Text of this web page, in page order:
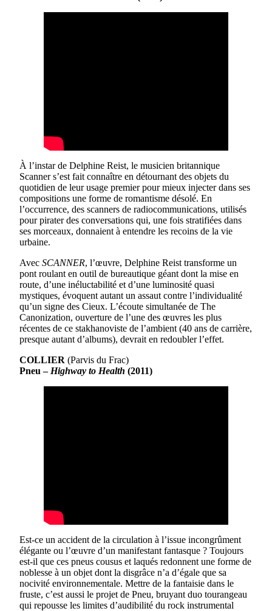
À l’instar de Delphine Reist, le musicien britannique
Scanner s’est fait connaître en détournant des objets du
quotidien de leur usage premier pour mieux injecter dans ses
compositions une forme de romantisme désolé. En
l’occurrence, des scanners de radiocommunications, utilisés
pour pirater des conversations qui, une fois stratifiées dans
ses morceaux, donnaient à entendre les recoins de la vie
urbaine.
Avec SCANNER, l’œuvre, Delphine Reist transforme un
pont roulant en outil de bureautique géant dont la mise en
route, d’une inéluctabilité et d’une luminosité quasi
mystiques, évoquent autant un assaut contre l’individualité
qu’un signe des Cieux. L’écoute simultanée de The
Canonization, ouverture de l’une des œuvres les plus
récentes de ce stakhanoviste de l’ambient (40 ans de carrière,
presque autant d’albums), devrait en redoubler l’effet.
COLLIER (Parvis du Frac)
Pneu – Highway to Health (2011)
Est-ce un accident de la circulation à l’issue incongrûment
élégante ou l’œuvre d’un manifestant fantasque ? Toujours
est-il que ces pneus cousus et laqués redonnent une forme de
noblesse à un objet dont la disgrâce n’a d’égale que sa
nocivité environnementale. Mettre de la fantaisie dans le
fruste, c’est aussi le projet de Pneu, bruyant duo tourangeau
qui repousse les limites d’audibilité du rock instrumental